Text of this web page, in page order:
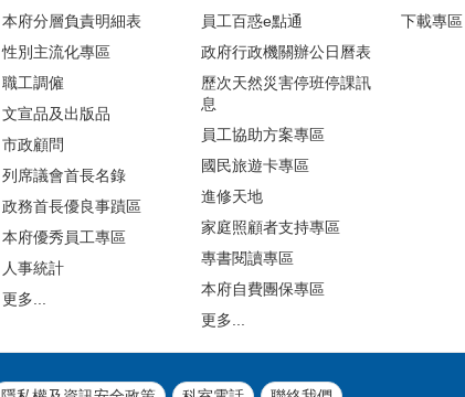
本府分層負責明細表
性別主流化專區
職工調僱
文宣品及出版品
市政顧問
列席議會首長名錄
政務首長優良事蹟區
本府優秀員工專區
人事統計
更多...
員工百惑e點通
政府行政機關辦公日曆表
歷次天然災害停班停課訊
息
員工協助方案專區
國民旅遊卡專區
進修天地
家庭照顧者支持專區
專書閱讀專區
本府自費團保專區
更多...
下載專區